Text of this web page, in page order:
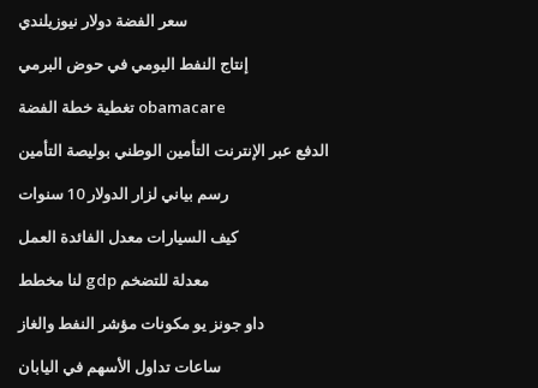
سعر الفضة دولار نيوزيلندي
إنتاج النفط اليومي في حوض البرمي
تغطية خطة الفضة obamacare
الدفع عبر الإنترنت التأمين الوطني بوليصة التأمين
رسم بياني لزار الدولار 10 سنوات
كيف السيارات معدل الفائدة العمل
لنا مخطط gdp معدلة للتضخم
داو جونز يو مكونات مؤشر النفط والغاز
ساعات تداول الأسهم في اليابان